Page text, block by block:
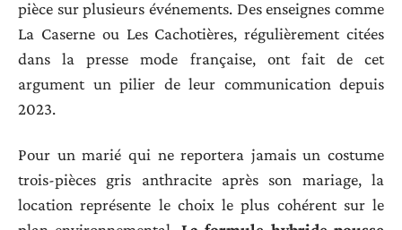
pièce sur plusieurs événements. Des enseignes comme
La Caserne ou Les Cachotières, régulièrement citées
dans la presse mode française, ont fait de cet
argument un pilier de leur communication depuis
2023.
Pour un marié qui ne reportera jamais un costume
trois-pièces gris anthracite après son mariage, la
location représente le choix le plus cohérent sur le